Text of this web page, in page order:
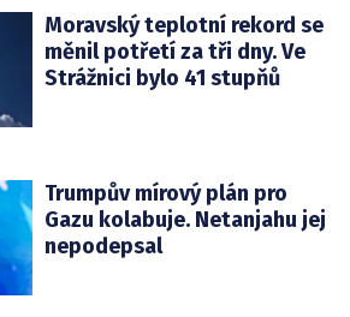
Moravský teplotní rekord se
měnil potřetí za tři dny. Ve
Strážnici bylo 41 stupňů
Trumpův mírový plán pro
Gazu kolabuje. Netanjahu jej
nepodepsal